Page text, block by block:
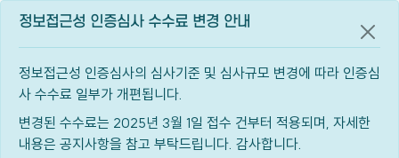
정보접근성 인증심사 수수료 변경 안내
정보접근성 인증심사의 심사기준 및 심사규모 변경에 따라 인증심
사 수수료 일부가 개편됩니다.
변경된 수수료는 2025년 3월 1일 접수 건부터 적용되며, 자세한
내용은 공지사항을 참고 부탁드립니다. 감사합니다.
공지